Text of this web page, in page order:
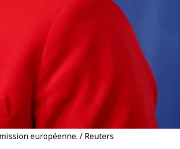
européenne. / Reuters